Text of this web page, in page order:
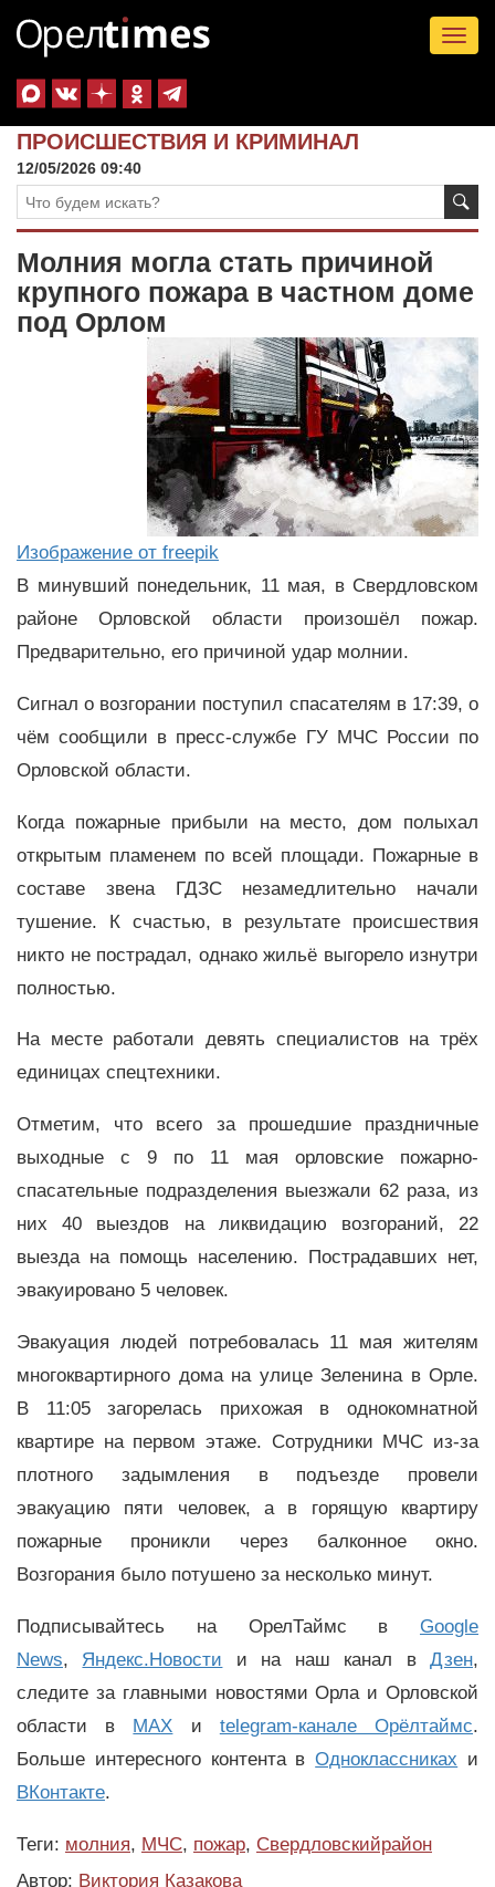
ПРОИСШЕСТВИЯ И КРИМИНАЛ
12/05/2026 09:40
Молния могла стать причиной
крупного пожара в частном доме
под Орлом
Изображение от freepik
В минувший понедельник, 11 мая, в Свердловском
районе Орловской области произошёл пожар.
Предварительно, его причиной удар молнии.
Сигнал о возгорании поступил спасателям в 17:39, о
чём сообщили в пресс-службе ГУ МЧС России по
Орловской области.
Когда пожарные прибыли на место, дом полыхал
открытым пламенем по всей площади. Пожарные в
составе звена ГДЗС незамедлительно начали
тушение. К счастью, в результате происшествия
никто не пострадал, однако жильё выгорело изнутри
полностью.
На месте работали девять специалистов на трёх
единицах спецтехники.
Отметим, что всего за прошедшие праздничные
выходные с 9 по 11 мая орловские пожарно-
спасательные подразделения выезжали 62 раза, из
них 40 выездов на ликвидацию возгораний, 22
выезда на помощь населению. Пострадавших нет,
эвакуировано 5 человек.
Эвакуация людей потребовалась 11 мая жителям
многоквартирного дома на улице Зеленина в Орле.
В 11:05 загорелась прихожая в однокомнатной
квартире на первом этаже. Сотрудники МЧС из-за
плотного задымления в подъезде провели
эвакуацию пяти человек, а в горящую квартиру
пожарные проникли через балконное окно.
Возгорания было потушено за несколько минут.
Подписывайтесь на ОрелТаймс в Google
News, Яндекс.Новости и на наш канал вДзен,
следите за главными новостями Орла и Орловской
области в MAX и telegram-канале Орёлтаймс.
Больше интересного контента вОдноклассниках и
ВКонтакте.
Теги: молния, МЧС, пожар, Свердловскийрайон
Автор: Виктория Казакова